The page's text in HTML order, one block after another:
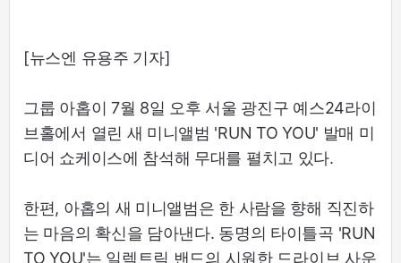
[뉴스엔 유용주 기자]
그룹 아홉이 7월 8일 오후 서울 광진구 예스24라이
브홀에서 열린 새 미니앨범 'RUN TO YOU' 발매 미
디어 쇼케이스에 참석해 무대를 펼치고 있다.
한편, 아홉의 새 미니앨범은 한 사람을 향해 직진하
는 마음의 확신을 담아낸다. 동명의 타이틀곡 'RUN
TO YOU'는 일렉트릭 밴드의 시원한 드라이브 사운